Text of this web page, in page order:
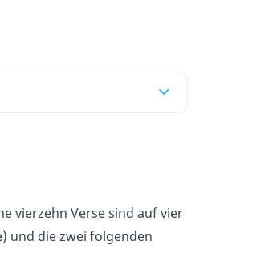
vierzehn Verse sind auf vier
) und die zwei folgenden